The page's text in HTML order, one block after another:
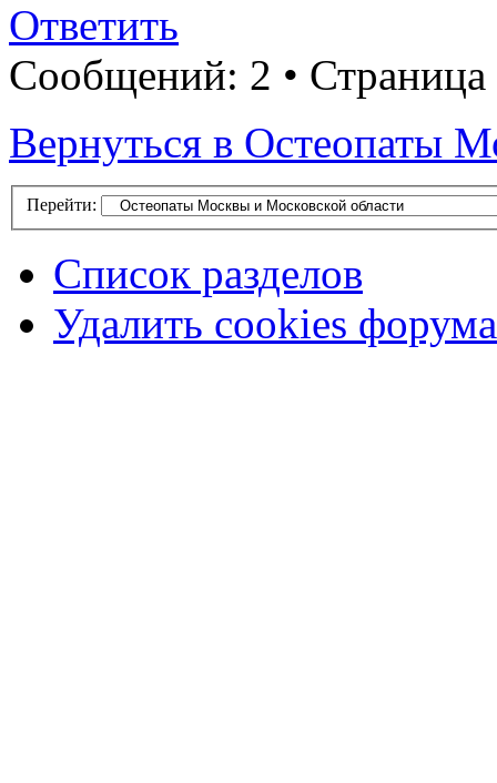
Ответить
Сообщений: 2 • Страница
Вернуться в Остеопаты
Перейти:
Список разделов
Удалить cookies форума